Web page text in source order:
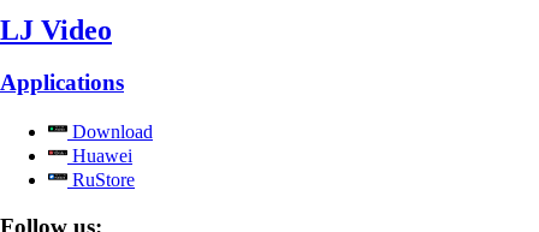
LJ Video
Applications
Download
Huawei
RuStore
Follow us: